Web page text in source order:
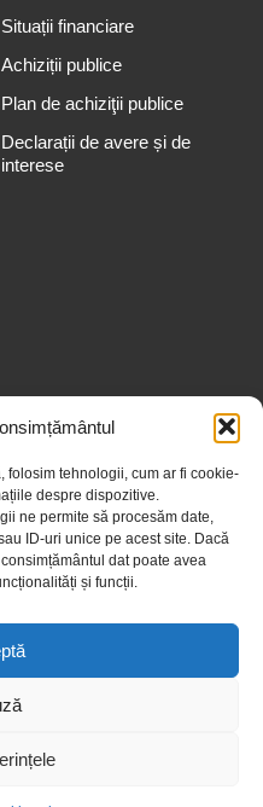
folosim tehnologii, cum ar fi cookie-
despre dispozitive.
ne permite să procesăm date,
ID-uri unice pe acest site. Dacă
dat poate avea
și funcții.
Situații financiare
Achiziții publice
Plan de achiziţii publice
Declarații de avere și de
interese
Asachi” Iaşi